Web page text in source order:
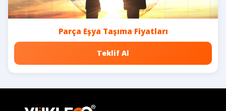
Parça Eşya Taşıma Fiyatları
Teklif Al